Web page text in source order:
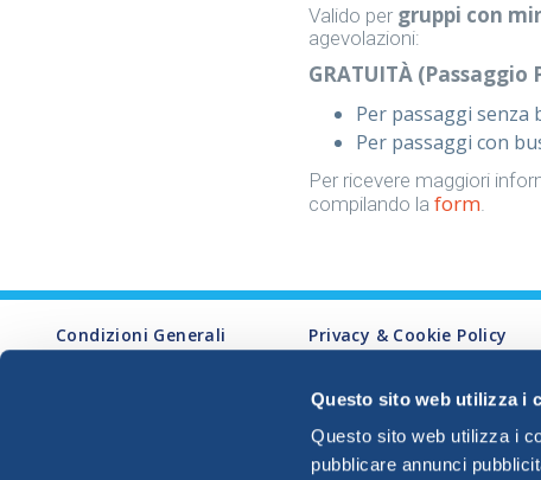
Questo sito web utilizza i
Questo sito web utilizza i
pubblicare annunci
Valido per gruppi con
agevolazioni:
GRATUITÀ (Passaggio
Per passaggi
Per passaggi con
Per ricevere maggiori
compilando la form.
Condizioni Generali
Privacy & Cookie Policy
Condizioni d'uso
accessibilità